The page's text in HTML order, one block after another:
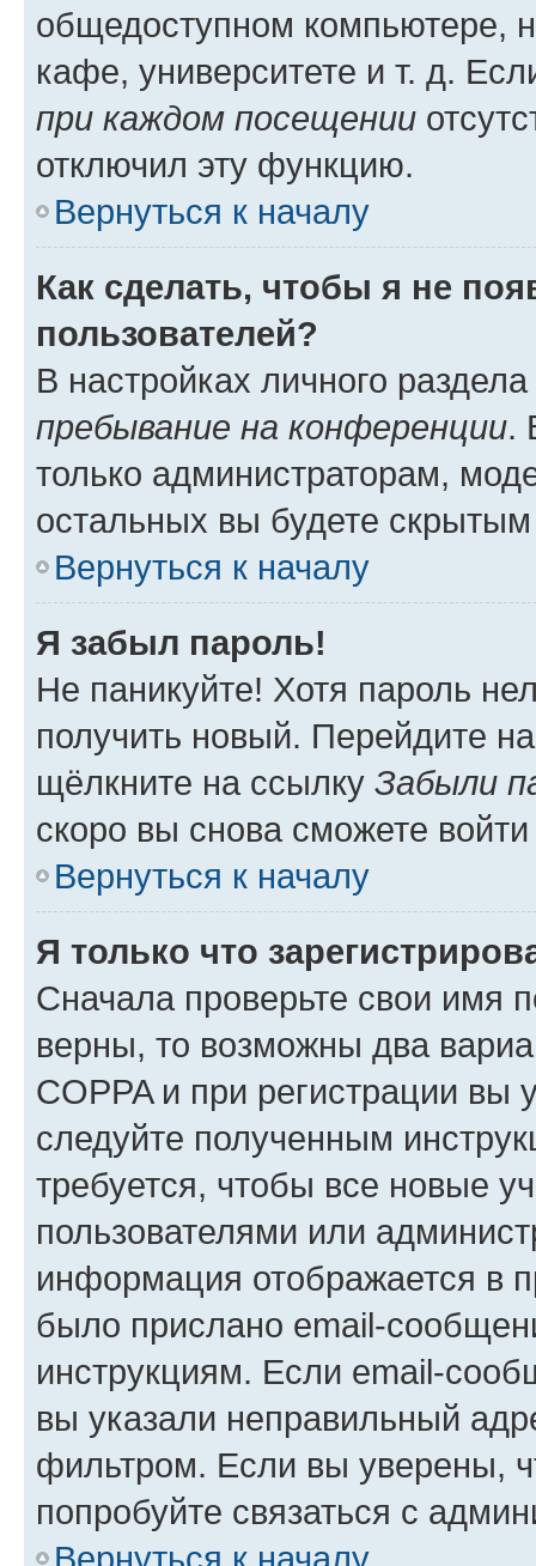
общедоступном компьютере,
кафе, университете и т. д.
при каждом посещении
отключил эту функцию.
Вернуться к началу
Как сделать, чтобы я не
пользователей?
В настройках личного
пребывание на конференции.
только администраторам,
остальных вы будете
Вернуться к началу
Я забыл пароль!
Не паникуйте! Хотя пароль
получить новый. Перейдите
щёлкните на ссылку Забыли
скоро вы снова сможете
Вернуться к началу
Я только что
Сначала проверьте свои имя
верны, то возможны два
COPPA и при регистрации вы
следуйте полученным
требуется, чтобы все новые
пользователями или
информация отображается в
было прислано email-
инструкциям. Если email-
вы указали неправильный
фильтром. Если вы уверены,
попробуйте связаться с
Вернуться к началу